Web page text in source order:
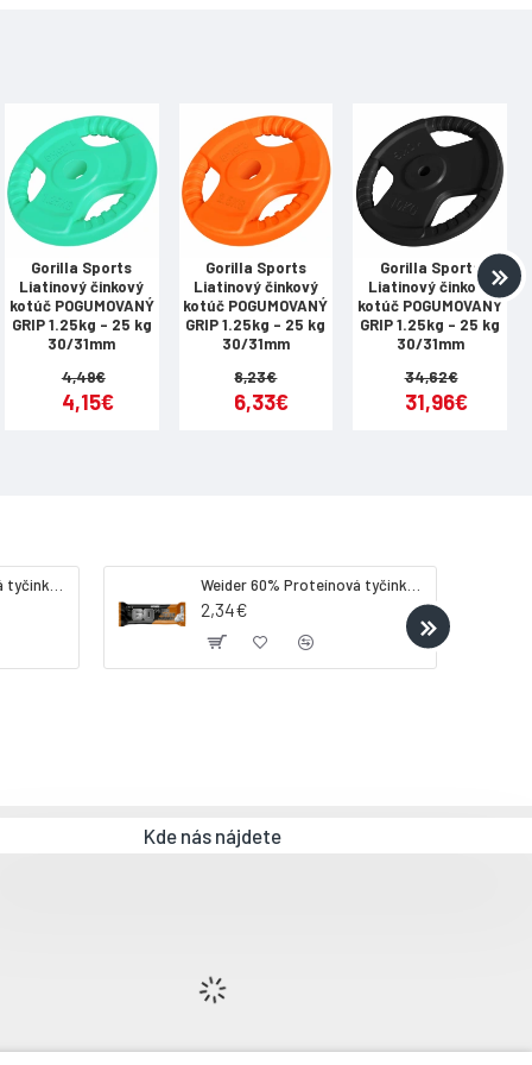
Gorilla Sports
Liatinový činkový
kotúč POGUMOVANÝ
GRIP 1.25kg - 25 kg
30/31mm
4,15€
4,49€
Gorilla Sports
Liatinový činkový
kotúč POGUMOVANÝ
GRIP 1.25kg - 25 kg
30/31mm
6,33€
8,23€
Gorilla Sports
Liatinový činkový
kotúč POGUMOVANÝ
GRIP 1.25kg - 25 kg
30/31mm
31,96€
34,62€
2,34€
Kde nás nájdete